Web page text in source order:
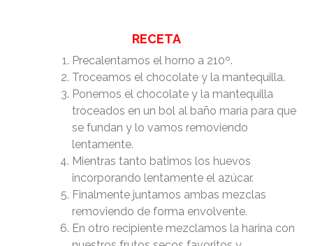
RECETA
Precalentamos el horno a 210º.
Troceamos el chocolate y la mantequilla.
Ponemos el chocolate y la mantequilla
troceados en un bol al baño maría para que
se fundan y lo vamos removiendo
lentamente.
Mientras tanto batimos los huevos
incorporando lentamente el azúcar.
Finalmente juntamos ambas mezclas
removiendo de forma envolvente.
En otro recipiente mezclamos la harina con